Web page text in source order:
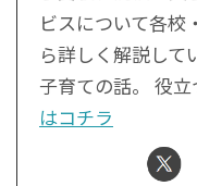
ビスについて各校
ら詳しく解説して
子育ての話。 役立
はコチラ